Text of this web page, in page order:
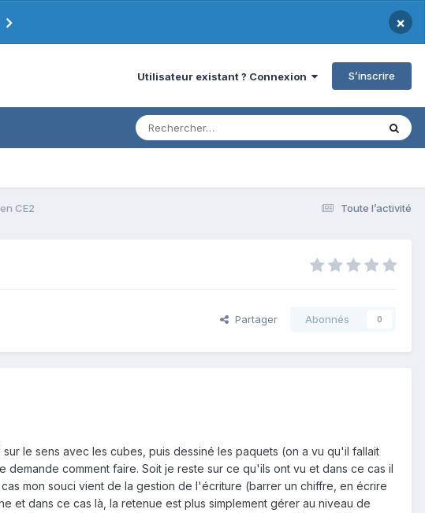
×
Utilisateur existant ? Connexion S’inscrire
Toute l’activité
CE2
Partager Abonnés 0
le sens avec les cubes, puis dessiné les paquets (on a vu qu'il fallait
comment faire. Soit je reste sur ce qu'ils ont vu et dans ce cas il
mon souci vient de la gestion de l'écriture (barrer un chiffre, en écrire
et dans ce cas là, la retenue est plus simplement gérer au niveau de